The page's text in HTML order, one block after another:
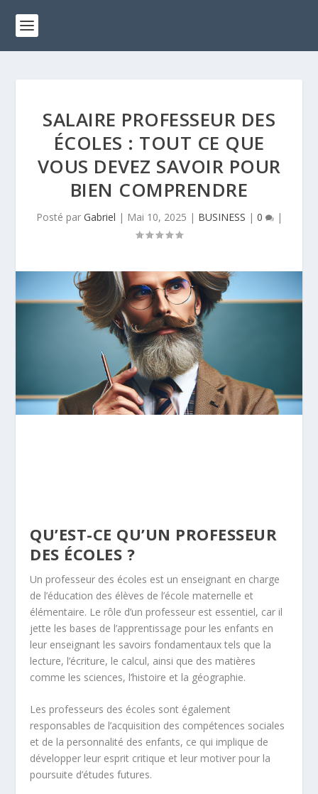
SALAIRE PROFESSEUR DES
ÉCOLES : TOUT CE QUE
VOUS DEVEZ SAVOIR POUR
BIEN COMPRENDRE
Posté par Gabriel | Mai 10, 2025 | BUSINESS | 0 |
QU’EST-CE QU’UN PROFESSEUR
DES ÉCOLES ?
Un professeur des écoles est un enseignant en charge
de l’éducation des élèves de l’école maternelle et
élémentaire. Le rôle d’un professeur est essentiel, car il
jette les bases de l’apprentissage pour les enfants en
leur enseignant les savoirs fondamentaux tels que la
lecture, l’écriture, le calcul, ainsi que des matières
comme les sciences, l’histoire et la géographie.
Les professeurs des écoles sont également
responsables de l’acquisition des compétences sociales
et de la personnalité des enfants, ce qui implique de
développer leur esprit critique et leur motiver pour la
poursuite d’études futures.